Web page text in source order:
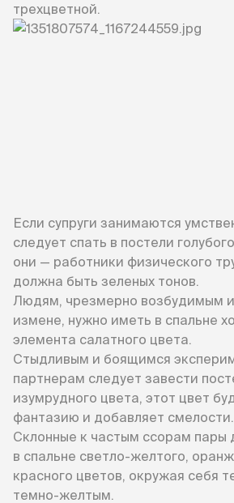
трехцветной.
Если супруги занимаются
следует спать в постели
они — работники физического
должна быть зеленых тонов.
Людям, чрезмерно возбудимым
измене, нужно иметь в спальне
элемента салатного цвета.
Стыдливым и боящимся
партнерам следует завести
изумрудного цвета, этот цвет
фантазию и добавляет смелости.
Склонные к частым ссорам пары
в спальне светло-желтого,
красного цветов, окружая себя
темно-желтым.